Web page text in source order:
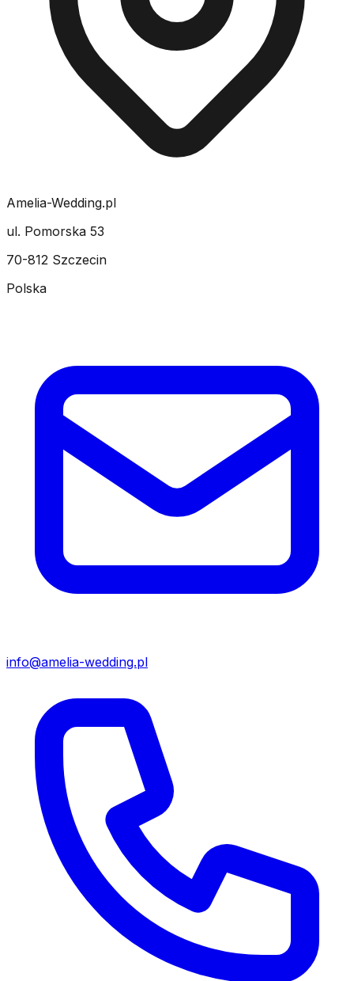
Amelia-Wedding.pl
ul. Pomorska 53
70-812 Szczecin
Polska
info@amelia-wedding.pl